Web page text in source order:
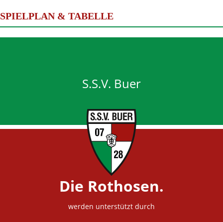
SPIELPLAN & TABELLE
S.S.V. Buer
Die Rothosen.
werden unterstützt durch